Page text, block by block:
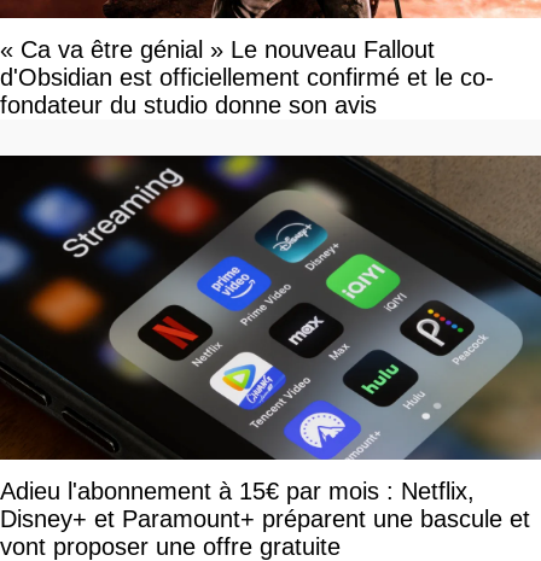
« Ca va être génial » Le nouveau Fallout
d'Obsidian est officiellement confirmé et le co-
fondateur du studio donne son avis
Adieu l'abonnement à 15€ par mois : Netflix,
Disney+ et Paramount+ préparent une bascule et
vont proposer une offre gratuite